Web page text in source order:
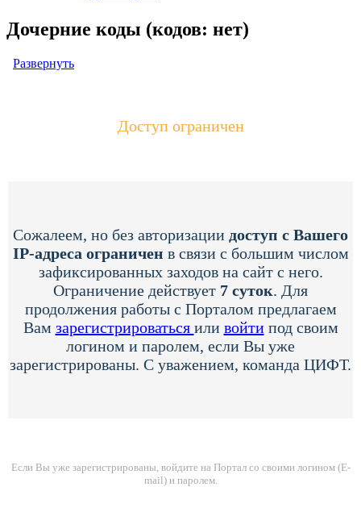
Дочерние коды (кодов: нет)
Развернуть
Доступ ограничен
Сожалеем, но без авторизации доступ с Вашего
IP-адреса ограничен в связи с большим числом
зафиксированных заходов на сайт с него.
Ограничение действует 7 суток. Для
продолжения работы с Порталом предлагаем
Вам зарегистрироваться или войтипод своим
логином и паролем, если Вы уже
зарегистрированы. С уважением, команда ЦИФТ.
Если Вы уже зарегистрированы, войдите на Портал со своими логином (E-
mail) и паролем.